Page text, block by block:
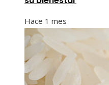
Hace 1 mes